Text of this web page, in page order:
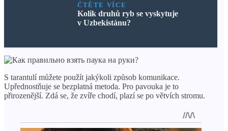
ČTĚTE VÍCE
Kolik druhů ryb se vyskytuje
v Uzbekistánu?
S tarantulí můžete použít jakýkoli způsob komunikace.
Upřednostňuje se bezplatná metoda. Pro pavouka je to
přirozenější. Zdá se, že zvíře chodí, plazí se po větvích stromu.